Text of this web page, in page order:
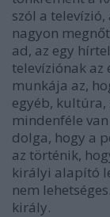
szól a
nagyon
ad, az egy
televíziónak az
munkája az,
egyéb, kultúra,
mindenféle
dolga, hogy a
az történik,
királyi alapító
nem
király.